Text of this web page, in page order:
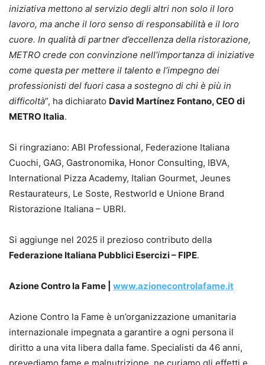
iniziativa mettono al servizio degli altri non solo il loro
lavoro, ma anche il loro senso di responsabilità e il loro
cuore. In qualità di partner d’eccellenza della ristorazione,
METRO crede con convinzione nell’importanza di iniziative
come questa per mettere il talento e l’impegno dei
professionisti del fuori casa a sostegno di chi è più in
difficoltà”, ha dichiarato David Martínez Fontano, CEO di
METRO Italia.
Si ringraziano: ABI Professional, Federazione Italiana
Cuochi, GAG, Gastronomika, Honor Consulting, IBVA,
International Pizza Academy, Italian Gourmet, Jeunes
Restaurateurs, Le Soste, Restworld e Unione Brand
Ristorazione Italiana – UBRI.
Si aggiunge nel 2025 il prezioso contributo della
Federazione Italiana Pubblici Esercizi – FIPE.
Azione Contro la Fame | www.azionecontrolafame.it
Azione Contro la Fame è un’organizzazione umanitaria
internazionale impegnata a garantire a ogni persona il
diritto a una vita libera dalla fame. Specialisti da 46 anni,